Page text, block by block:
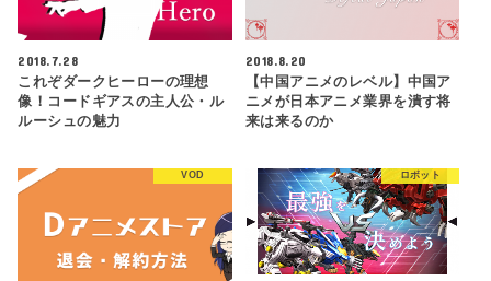
2018.7.28
これぞダークヒーローの理想
像！コードギアスの主人公・ル
ルーシュの魅力
2018.8.20
【中国アニメのレベル】中国ア
ニメが日本アニメ業界を潰す将
来は来るのか
VOD ロボット